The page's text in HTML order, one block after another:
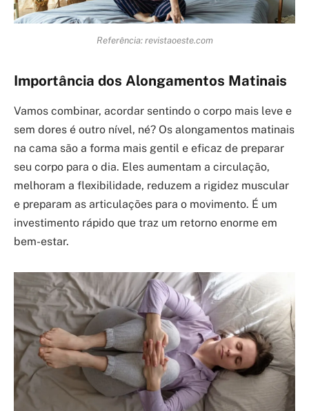
Referência: revistaoeste.com
Importância dos Alongamentos Matinais
Vamos combinar, acordar sentindo o corpo mais leve e
sem dores é outro nível, né? Os alongamentos matinais
na cama são a forma mais gentil e eficaz de preparar
seu corpo para o dia. Eles aumentam a circulação,
melhoram a flexibilidade, reduzem a rigidez muscular
e preparam as articulações para o movimento. É um
investimento rápido que traz um retorno enorme em
bem-estar.